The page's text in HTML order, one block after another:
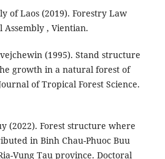
of Laos (2019). Forestry Law
Assembly , Vientian.
(1995). Stand structure
growth in a natural forest of
of Tropical Forest Science.
(2022). Forest structure where
in Binh Chau-Phuoc Buu
Vung Tau province. Doctoral